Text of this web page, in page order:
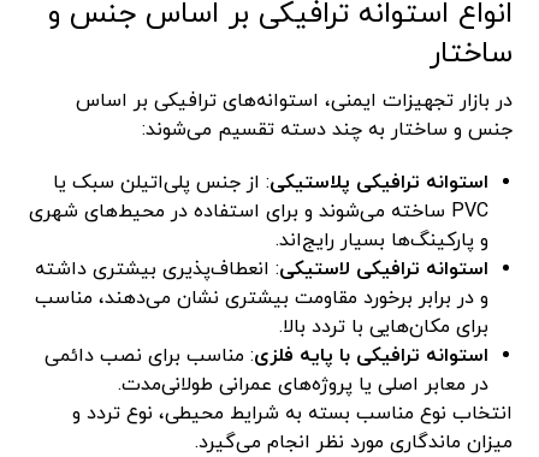
انواع استوانه ترافیکی بر اساس جنس و
ساختار
در بازار تجهیزات ایمنی، استوانه‌های ترافیکی بر اساس
جنس و ساختار به چند دسته تقسیم می‌شوند:
استوانه ترافیکی پلاستیکی: از جنس پلی‌اتیلن سبک یا
PVC ساخته می‌شوند و برای استفاده در محیط‌های شهری
و پارکینگ‌ها بسیار رایج‌اند.
استوانه ترافیکی لاستیکی: انعطاف‌پذیری بیشتری داشته
و در برابر برخورد مقاومت بیشتری نشان می‌دهند، مناسب
برای مکان‌هایی با تردد بالا.
استوانه ترافیکی با پایه فلزی: مناسب برای نصب دائمی
در معابر اصلی یا پروژه‌های عمرانی طولانی‌مدت.
انتخاب نوع مناسب بسته به شرایط محیطی، نوع تردد و
میزان ماندگاری مورد نظر انجام می‌گیرد.